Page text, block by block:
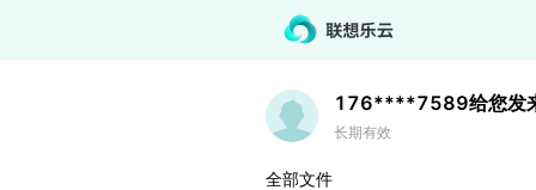
176****7589给您发
长期有效
全部文件